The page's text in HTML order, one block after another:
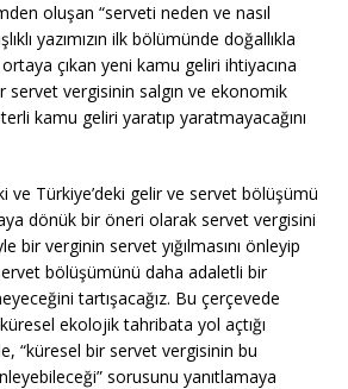
oluşan “serveti neden ve nasıl
yazımızın ilk bölümünde doğallıkla
çıkan yeni kamu geliri ihtiyacına
servet vergisinin salgın ve ekonomik
kamu geliri yaratıp yaratmayacağını
ve Türkiye’deki gelir ve servet bölüşümü
dönük bir öneri olarak servet vergisini
bir verginin servet yığılmasını önleyip
bölüşümünü daha adaletli bir
tartışacağız. Bu çerçevede
ekolojik tahribata yol açtığı
“küresel bir servet vergisinin bu
sorusunu yanıtlamaya